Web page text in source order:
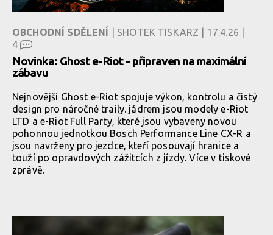
OBCHODNÍ SDĚLENÍ | SHOTEK TISKARZ | 17.4.26 |
4
Novinka: Ghost e-Riot - připraven na maximální
zábavu
Nejnovější Ghost e-Riot spojuje výkon, kontrolu a čistý
design pro náročné traily. jádrem jsou modely e-Riot
LTD a e-Riot Full Party, které jsou vybaveny novou
pohonnou jednotkou Bosch Performance Line CX-R a
jsou navrženy pro jezdce, kteří posouvají hranice a
touží po opravdových zážitcích z jízdy. Více v tiskové
zprávě.